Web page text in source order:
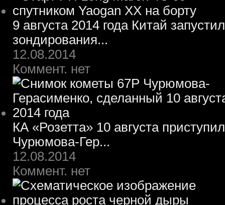
9 августа 2014 года Китай
зондирования...
12.08.2014
Коммент. нет
КА «Розетта» 10 августа
Чурюмова-Гер...
12.08.2014
Коммент. нет